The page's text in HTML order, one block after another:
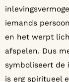
iemands
en het werpt
afspelen. Dus
symboliseert de
is erg spiritueel